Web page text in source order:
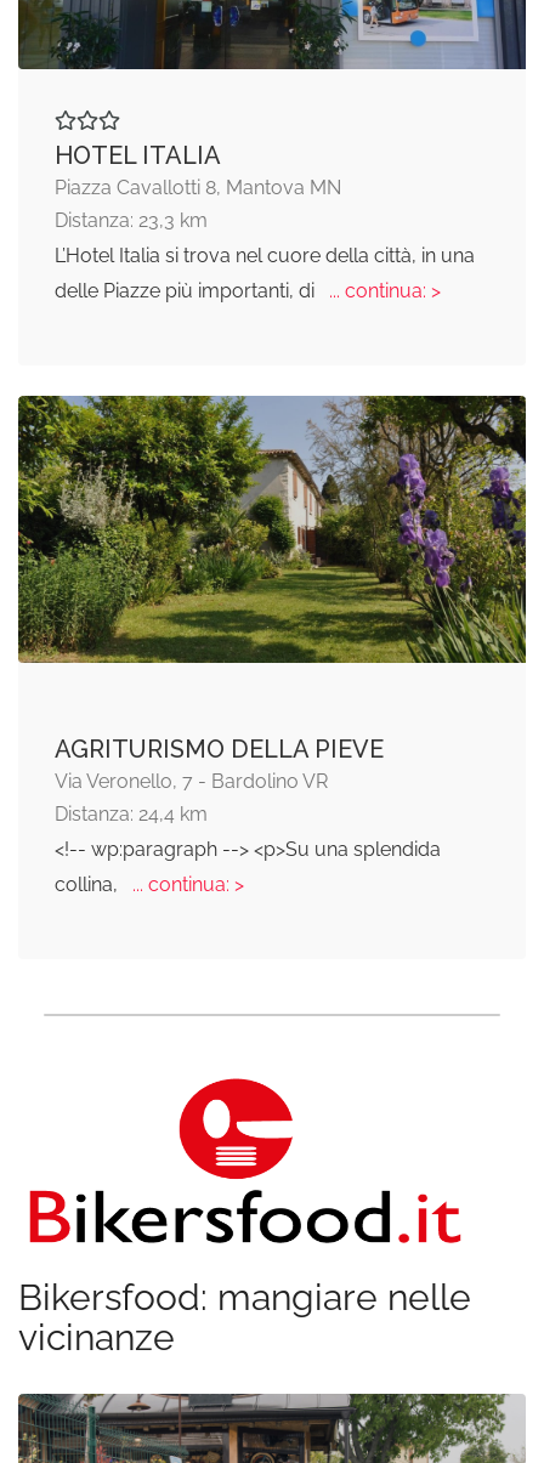
HOTEL ITALIA
Piazza Cavallotti 8, Mantova MN
Distanza: 23,3 km
L’Hotel Italia si trova nel cuore della città, in una
delle Piazze più importanti, di
... continua: >
AGRITURISMO DELLA PIEVE
Via Veronello, 7 - Bardolino VR
Distanza: 24,4 km
<!-- wp:paragraph --> <p>Su una splendida
collina,
... continua: >
Bikersfood: mangiare nelle
vicinanze